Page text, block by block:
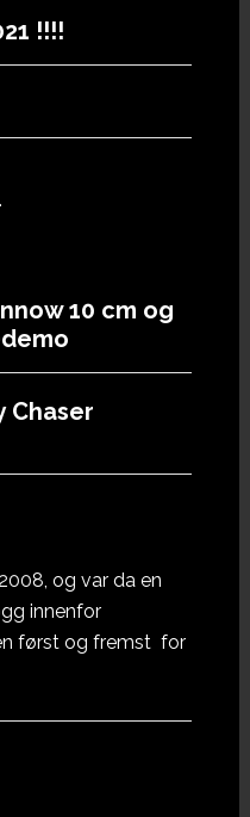
!!!!
10 cm og
Chaser
og var da en
innenfor
først og fremst for